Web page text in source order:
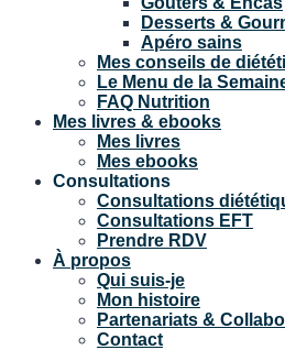
Desserts &
Apéro sains
Mes conseils de
Le Menu de la
FAQ Nutrition
Mes livres & ebooks
Mes livres
Mes ebooks
Consultations
Consultations
Consultations EFT
Prendre RDV
À propos
Qui suis-je
Mon histoire
Partenariats &
Contact